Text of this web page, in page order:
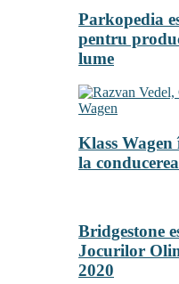
Parkopedia
pentru
lume
Klass Wagen
la
Bridgestone
Jocurilor
2020